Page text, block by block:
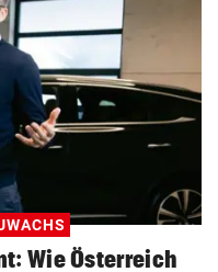
Wie Österreich